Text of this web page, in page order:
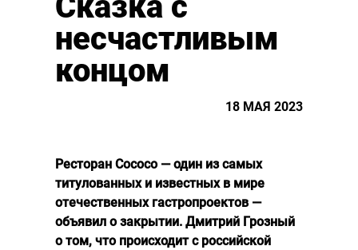
несчастливым
концом
18 МАЯ 2023
Ресторан Cococo — один из самых
титулованных и известных в мире
отечественных гастропроектов —
объявил о закрытии. Дмитрий Грозный
о том, что происходит с российской